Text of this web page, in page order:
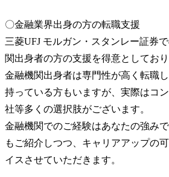
〇金融業界出身の方の転職支援
三菱UFJ モルガン・スタンレー証券
関出身者の方の支援を得意としており
金融機関出身者は専門性が高く転職
持っている方もいますが、実際はコ
社等多くの選択肢がございます。
金融機関でのご経験はあなたの強み
もご紹介しつつ、キャリアアップの
イスさせていただきます。